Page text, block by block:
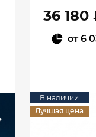
36 180
от6
В наличии
Лучшая цена